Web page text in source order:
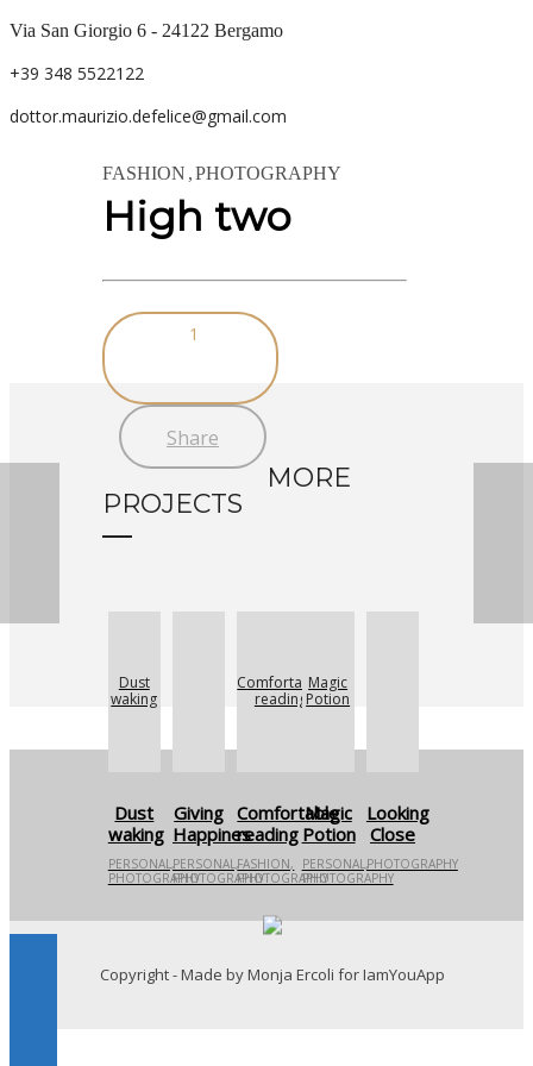
24
APRILE
“MI STA A
CUORE
CHE TU
IMPARI“
12
FEBBRAIO
PARLARE
INTELLIGENZA
Via San Giorgio 6 - 24122 Bergamo
+39 348 5522122
dottor.maurizio.defelice@gmail.com
FASHION PHOTOGRAPHY
High two
1
Share
MORE
PROJECTS
Dust
waking
Dust
waking
PERSONAL,
PHOTOGRAPHY
Giving
Happines
PERSONAL,
PHOTOGRAPHY
Comfortable
reading
Comfortable
reading
FASHION,
PHOTOGRAPHY
Magic
Potion
Magic
Potion
PERSONAL,
PHOTOGRAPHY
Looking
Close
PHOTOGRAPHY
Copyright - Made by Monja Ercoli for IamYouApp